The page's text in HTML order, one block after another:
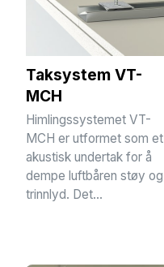
Taksystem VT-
MCH
Himlingssystemet VT-
MCH er utformet som et
akustisk undertak for å
dempe luftbåren støy og
trinnlyd. Det...